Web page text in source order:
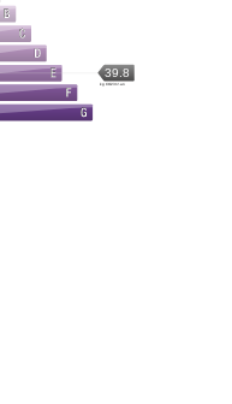
39.8
kg CO2/m².an